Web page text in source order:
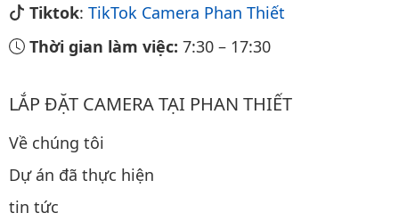
Tiktok: TikTok Camera Phan Thiết
Thời gian làm việc: 7:30 – 17:30
LẮP ĐẶT CAMERA TẠI PHAN THIẾT
Về chúng tôi
Dự án đã thực hiện
tin tức